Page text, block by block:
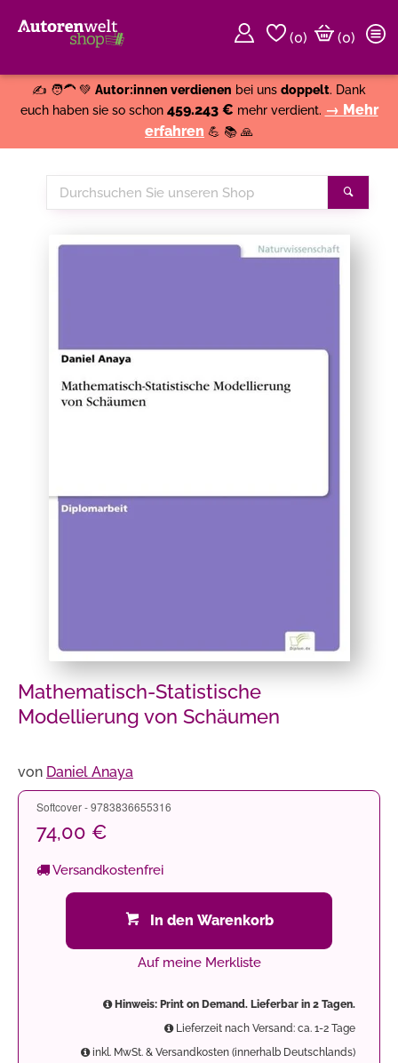
(0)
(0)
✍️ 🧑‍🦱 💚 Autor:innen verdienen bei uns doppelt. Dank
euch haben sie so schon 459.243 € mehr verdient. → Mehr
erfahren 💪 📚 🙏
Durchsuchen
Sie
Shop
Mathematisch-Statistische
Modellierung von Schäumen
von Daniel Anaya
Softcover - 9783836655316
74,00 €
Versandkostenfrei
In den Warenkorb
Auf meine Merkliste
Hinweis: Print on Demand. Lieferbar in 2 Tagen.
Lieferzeit nach Versand: ca. 1-2 Tage
inkl. MwSt. & Versandkosten (innerhalb Deutschlands)